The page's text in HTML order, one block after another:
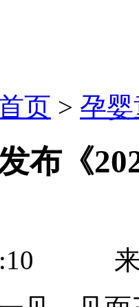
页 > 孕
布《
来